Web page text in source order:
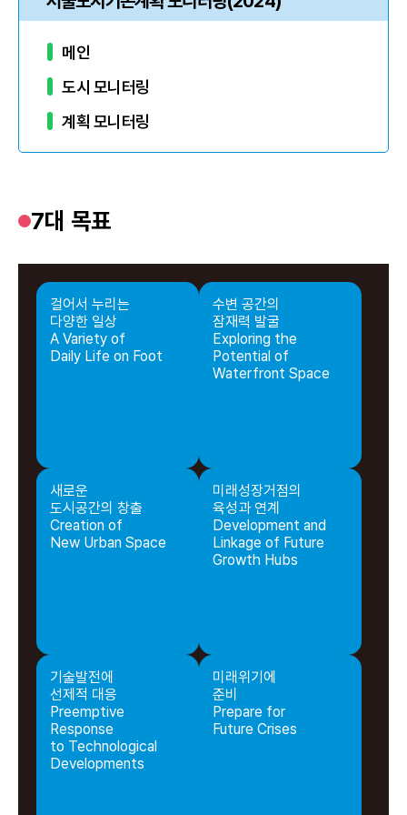
메인
도시 모니터링
계획 모니터링
7대 목표
걸어서 누리는
다양한 일상
A Variety of
Daily Life on Foot
수변 공간의
잠재력 발굴
Exploring the
Potential of
Waterfront Space
새로운
도시공간의 창출
Creation of
New Urban Space
미래성장거점의
육성과 연계
Development and
Linkage of Future
Growth Hubs
기술발전에
선제적 대응
Preemptive
Response
to Technological
Developments
미래위기에
준비
Prepare for
Future Crises